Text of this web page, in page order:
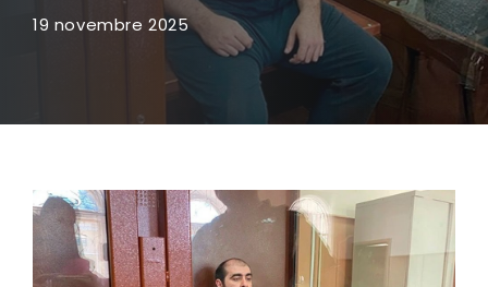
19 novembre 2025